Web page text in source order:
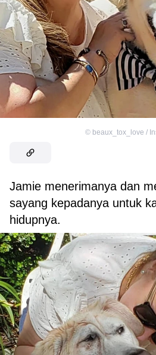
© beaux_tox_love /
Jamie menerimanya dan
sayang kepadanya untuk
hidupnya.